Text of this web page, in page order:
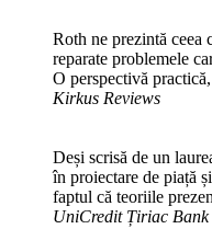
Roth ne prezintă
reparate problemele
O perspectivă
Kirkus Reviews
Deși scrisă de un
în proiectare de piață
faptul că teoriile
UniCredit Țiriac Bank